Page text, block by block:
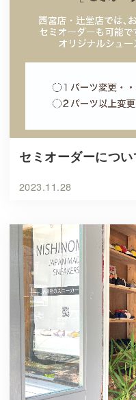
セミオーダーについ
2023.11.28